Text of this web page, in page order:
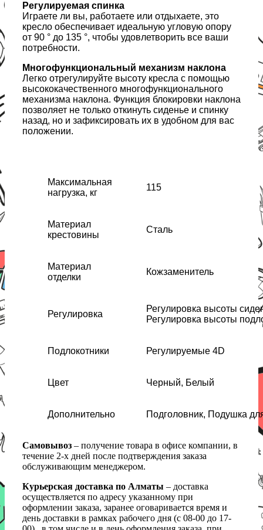
Регулируемая спинка
Играете ли вы, работаете или отдыхаете, это
кресло обеспечивает идеальную угловую опору
от 90 ° до 135 °, чтобы удовлетворить все ваши
потребности.
Многофункциональный механизм наклона
Легко отрегулируйте высоту кресла с помощью
высококачественного многофункционального
механизма наклона. Функция блокировки наклона
позволяет не только откинуть сиденье и спинку
назад, но и зафиксировать их в удобном для вас
положении.
Максимальная
нагрузка, кг
115
Материал
крестовины
Сталь
Материал
отделки
Кожзаменитель
Регулировка
Регулировка высоты
Регулировка высоты
Подлокотники Регулируемые 4D
Цвет Черный, Белый
Дополнительно Подголовник, Подушка
Самовывоз – получение товара в офисе компании, в
течение 2-х дней после подтверждения заказа
обслуживающим менеджером.
Курьерская доставка по Алматы – доставка
осуществляется по адресу указанному при
оформлении заказа, заранее оговаривается время и
день доставки в рамках рабочего дня (с 08-00 до 17-